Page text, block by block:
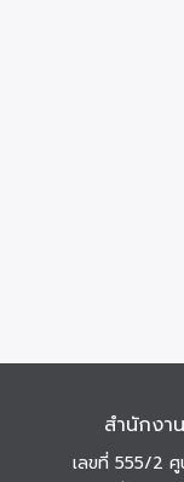
สำนักงา
เลขที่ 555/2 ศู